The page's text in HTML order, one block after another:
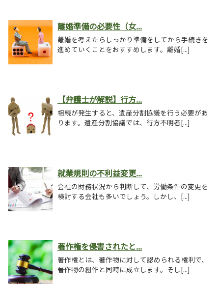
離婚準備の必要性（女...
離婚を考えたらしっかり準備をしてから手続きを
進めていくことをおすすめします。離婚[...]
【弁護士が解説】行方...
相続が発生すると、遺産分割協議を行う必要があ
ります。遺産分割協議では、行方不明者[...]
就業規則の不利益変更...
会社の財務状況から判断して、労働条件の変更を
検討する会社も多いでしょう。しかし、[...]
著作権を侵害されたと...
著作権とは、著作物に対して認められる権利で、
著作物の創作と同時に成立します。そし[...]